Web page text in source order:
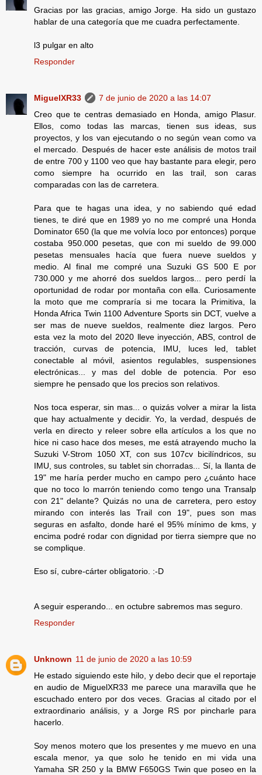
Gracias por las gracias, amigo Jorge. Ha sido un gustazo
hablar de una categoría que me cuadra perfectamente.
l3 pulgar en alto
Responder
MiguelXR33
7 de junio de 2020 a las 14:07
Creo que te centras demasiado en Honda, amigo Plasur.
Ellos, como todas las marcas, tienen sus ideas, sus
proyectos, y los van ejecutando o no según vean como va
el mercado. Después de hacer este análisis de motos trail
de entre 700 y 1100 veo que hay bastante para elegir, pero
como siempre ha ocurrido en las trail, son caras
comparadas con las de carretera.
Para que te hagas una idea, y no sabiendo qué edad
tienes, te diré que en 1989 yo no me compré una Honda
Dominator 650 (la que me volvía loco por entonces) porque
costaba 950.000 pesetas, que con mi sueldo de 99.000
pesetas mensuales hacía que fuera nueve sueldos y
medio. Al final me compré una Suzuki GS 500 E por
730.000 y me ahorré dos sueldos largos... pero perdí la
oportunidad de rodar por montaña con ella. Curiosamente
la moto que me compraría si me tocara la Primitiva, la
Honda Africa Twin 1100 Adventure Sports sin DCT, vuelve a
ser mas de nueve sueldos, realmente diez largos. Pero
esta vez la moto del 2020 lleve inyección, ABS, control de
tracción, curvas de potencia, IMU, luces led, tablet
conectable al móvil, asientos regulables, suspensiones
electrónicas... y mas del doble de potencia. Por eso
siempre he pensado que los precios son relativos.
Nos toca esperar, sin mas... o quizás volver a mirar la lista
que hay actualmente y decidir. Yo, la verdad, después de
verla en directo y releer sobre ella artículos a los que no
hice ni caso hace dos meses, me está atrayendo mucho la
Suzuki V-Strom 1050 XT, con sus 107cv bicilíndricos, su
IMU, sus controles, su tablet sin chorradas... Sí, la llanta de
19" me haría perder mucho en campo pero ¿cuánto hace
que no toco lo marrón teniendo como tengo una Transalp
con 21" delante? Quizás no una de carretera, pero estoy
mirando con interés las Trail con 19", pues son mas
seguras en asfalto, donde haré el 95% mínimo de kms, y
encima podré rodar con dignidad por tierra siempre que no
se complique.
Eso sí, cubre-cárter obligatorio. :-D
A seguir esperando... en octubre sabremos mas seguro.
Responder
Unknown 11 de junio de 2020 a las 10:59
He estado siguiendo este hilo, y debo decir que el reportaje
en audio de MiguelXR33 me parece una maravilla que he
escuchado entero por dos veces. Gracias al citado por el
extraordinario análisis, y a Jorge RS por pincharle para
hacerlo.
Soy menos motero que los presentes y me muevo en una
escala menor, ya que solo he tenido en mi vida una
Yamaha SR 250 y la BMW F650GS Twin que poseo en la